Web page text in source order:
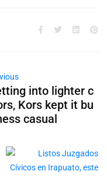
into lighter c
Kors kept it bu
casual